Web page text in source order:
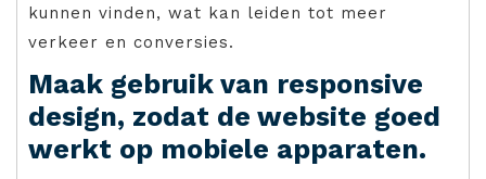
kunnen vinden, wat kan leiden tot meer
verkeer en conversies.
Maak gebruik van responsive
design, zodat de website goed
werkt op mobiele apparaten.